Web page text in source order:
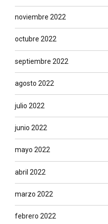
noviembre 2022
octubre 2022
septiembre 2022
agosto 2022
julio 2022
junio 2022
mayo 2022
abril 2022
marzo 2022
febrero 2022